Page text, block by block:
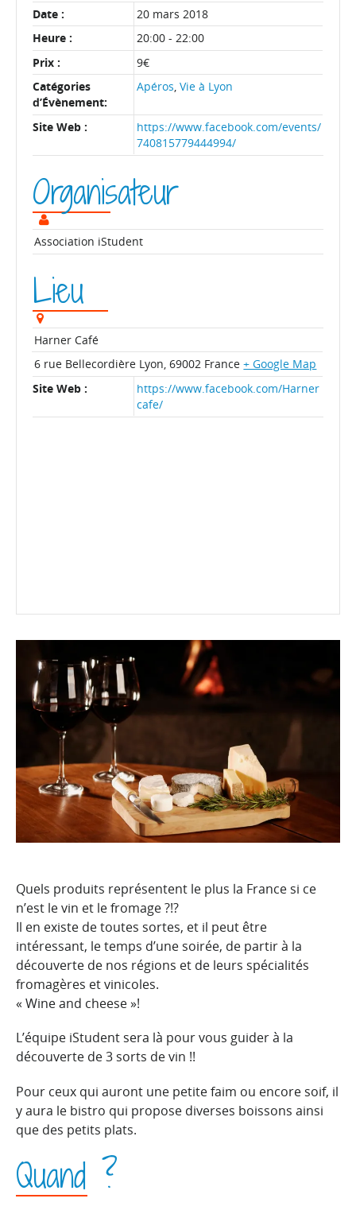
Date :
20 mars 2018
Heure :
20:00 - 22:00
Prix :
9€
Catégories
d’Évènement:
Apéros,Vie à Lyon
Site Web :
https://www.facebook.com/events/
740815779444994/
Organisateur
Association iStudent
Lieu
Harner Café
6 rue Bellecordière Lyon, 69002 France + Google Map
Site Web :
https://www.facebook.com/Harner
cafe/
Quels produits représentent le plus la France si ce
n’est le vin et le fromage ?!?
Il en existe de toutes sortes, et il peut être
intéressant, le temps d’une soirée, de partir à la
découverte de nos régions et de leurs spécialités
fromagères et vinicoles.
« Wine and cheese »!
L’équipe iStudent sera là pour vous guider à la
découverte de 3 sorts de vin !!
Pour ceux qui auront une petite faim ou encore soif, il
y aura le bistro qui propose diverses boissons ainsi
que des petits plats.
Quand ?